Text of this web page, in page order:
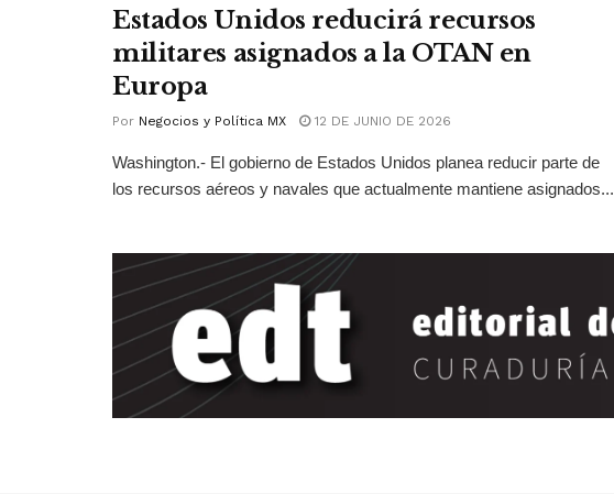
Estados Unidos reducirá recursos
militares asignados a la OTAN en
Europa
Por Negocios y Política MX 12 DE JUNIO DE 2026
Washington.- El gobierno de Estados Unidos planea reducir parte de
los recursos aéreos y navales que actualmente mantiene asignados...